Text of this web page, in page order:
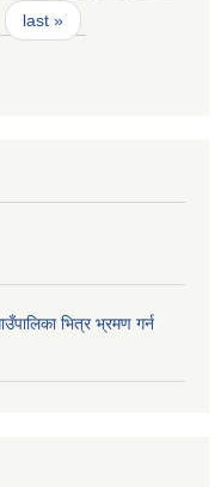
last »
भित्र भ्रमण गर्न